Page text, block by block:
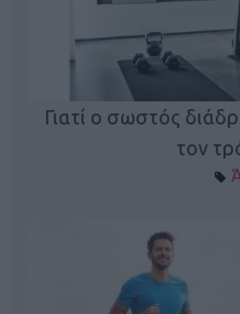
Γιατί ο σωστός
τον